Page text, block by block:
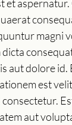
et
magni
aut dolore id.
est
aut